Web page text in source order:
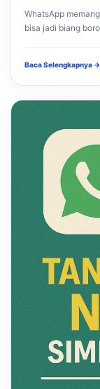
WhatsApp
bisa jadi biang
Baca Selengkapnya →